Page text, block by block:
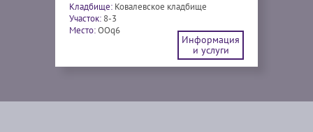
Кладбище: Ковалевское кладбище
Участок: 8-3
Место:OOq6
Информация
и услуги